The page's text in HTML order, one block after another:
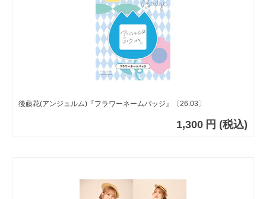
後藤花(アンジュルム)『フラワーネームバッジ』〔26.03〕
1,300 円 (税込)